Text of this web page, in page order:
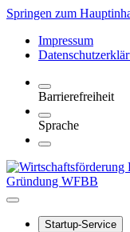
Springen zum
Impressum
Barrierefreiheit
Sprache
Startup-Service